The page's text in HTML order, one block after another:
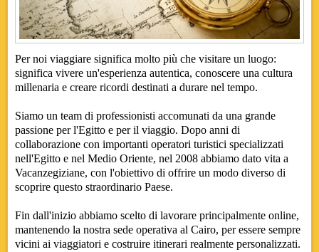
Per noi viaggiare significa molto più che visitare un luogo:
significa vivere un'esperienza autentica, conoscere una cultura
millenaria e creare ricordi destinati a durare nel tempo.
Siamo un team di professionisti accomunati da una grande
passione per l'Egitto e per il viaggio. Dopo anni di
collaborazione con importanti operatori turistici specializzati
nell'Egitto e nel Medio Oriente, nel 2008 abbiamo dato vita a
Vacanzegiziane, con l'obiettivo di offrire un modo diverso di
scoprire questo straordinario Paese.
Fin dall'inizio abbiamo scelto di lavorare principalmente online,
mantenendo la nostra sede operativa al Cairo, per essere sempre
vicini ai viaggiatori e costruire itinerari realmente personalizzati.